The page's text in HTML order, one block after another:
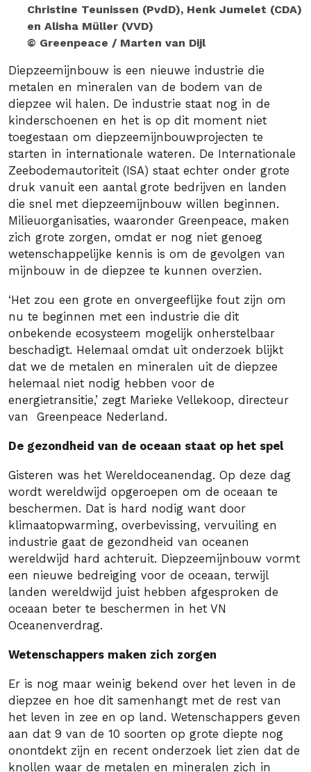
Christine Teunissen (PvdD), Henk Jumelet (CDA)
en Alisha Müller (VVD)
© Greenpeace / Marten van Dijl
Diepzeemijnbouw is een nieuwe industrie die
metalen en mineralen van de bodem van de
diepzee wil halen. De industrie staat nog in de
kinderschoenen en het is op dit moment niet
toegestaan om diepzeemijnbouwprojecten te
starten in internationale wateren. De Internationale
Zeebodemautoriteit (ISA) staat echter onder grote
druk vanuit een aantal grote bedrijven en landen
die snel met diepzeemijnbouw willen beginnen.
Milieuorganisaties, waaronder Greenpeace, maken
zich grote zorgen, omdat er nog niet genoeg
wetenschappelijke kennis is om de gevolgen van
mijnbouw in de diepzee te kunnen overzien.
‘Het zou een grote en onvergeeflijke fout zijn om
nu te beginnen met een industrie die dit
onbekende ecosysteem mogelijk onherstelbaar
beschadigt. Helemaal omdat uit onderzoek blijkt
dat we de metalen en mineralen uit de diepzee
helemaal niet nodig hebben voor de
energietransitie,’ zegt Marieke Vellekoop, directeur
van Greenpeace Nederland.
De gezondheid van de oceaan staat op het spel
Gisteren was het Wereldoceanendag. Op deze dag
wordt wereldwijd opgeroepen om de oceaan te
beschermen. Dat is hard nodig want door
klimaatopwarming, overbevissing, vervuiling en
industrie gaat de gezondheid van oceanen
wereldwijd hard achteruit. Diepzeemijnbouw vormt
een nieuwe bedreiging voor de oceaan, terwijl
landen wereldwijd juist hebben afgesproken de
oceaan beter te beschermen in het VN
Oceanenverdrag.
Wetenschappers maken zich zorgen
Er is nog maar weinig bekend over het leven in de
diepzee en hoe dit samenhangt met de rest van
het leven in zee en op land. Wetenschappers geven
aan dat 9 van de 10 soorten op grote diepte nog
onontdekt zijn en recent onderzoek liet zien dat de
knollen waar de metalen en mineralen zich in